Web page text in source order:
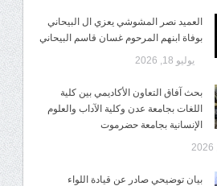
العميد نصر المشوشي يعزي ال البيحاني
بوفاة ابنهم المرحوم غسان قاسم البيحاني
يوليو 18, 2026
بحث آفاق التعاون الأكاديمي بين كلية
اللغات بجامعة عدن وكلية الآداب والعلوم
الإنسانية بجامعة حضرموت
​بيان توضيحي صادر عن قيادة اللواء